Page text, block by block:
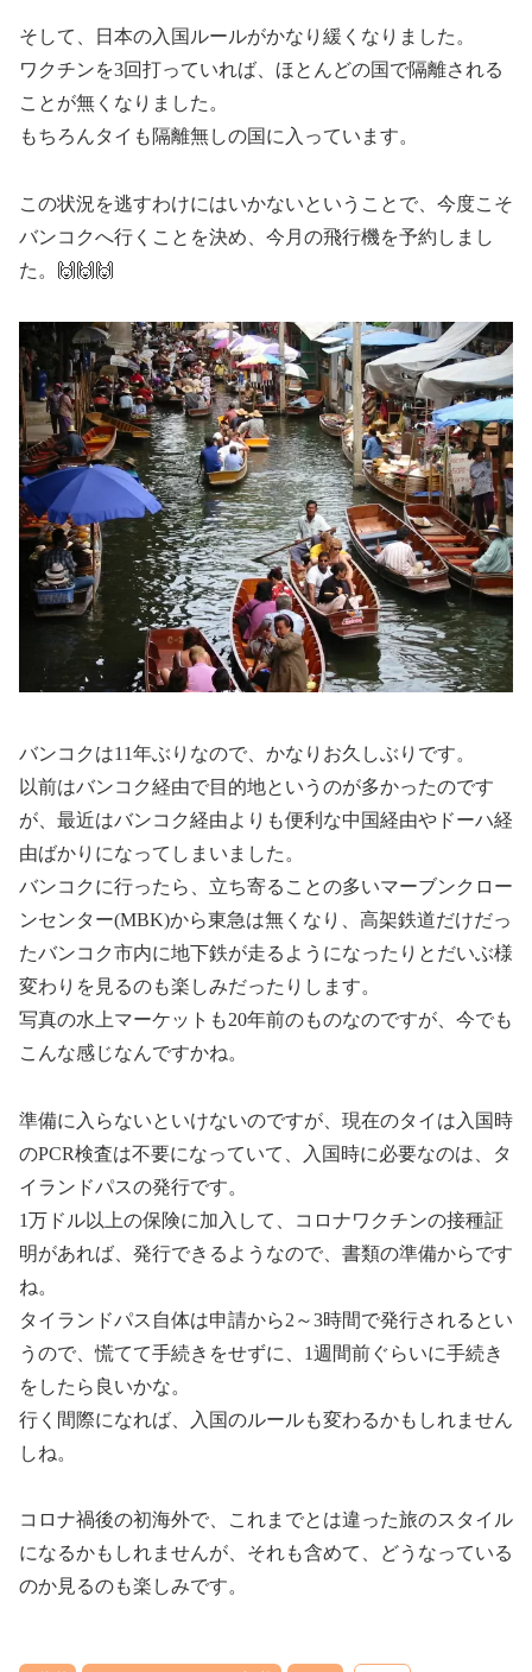
そして、日本の入国ルールがかなり緩くなりました。
ワクチンを3回打っていれば、ほとんどの国で隔離される
ことが無くなりました。
もちろんタイも隔離無しの国に入っています。
この状況を逃すわけにはいかないということで、今度こそ
バンコクへ行くことを決め、今月の飛行機を予約しまし
た。🙌🙌🙌
バンコクは11年ぶりなので、かなりお久しぶりです。
以前はバンコク経由で目的地というのが多かったのです
が、最近はバンコク経由よりも便利な中国経由やドーハ経
由ばかりになってしまいました。
バンコクに行ったら、立ち寄ることの多いマーブンクロー
ンセンター(MBK)から東急は無くなり、高架鉄道だけだっ
たバンコク市内に地下鉄が走るようになったりとだいぶ様
変わりを見るのも楽しみだったりします。
写真の水上マーケットも20年前のものなのですが、今でも
こんな感じなんですかね。
準備に入らないといけないのですが、現在のタイは入国時
のPCR検査は不要になっていて、入国時に必要なのは、タ
イランドパスの発行です。
1万ドル以上の保険に加入して、コロナワクチンの接種証
明があれば、発行できるようなので、書類の準備からです
ね。
タイランドパス自体は申請から2～3時間で発行されるとい
うので、慌てて手続きをせずに、1週間前ぐらいに手続き
をしたら良いかな。
行く間際になれば、入国のルールも変わるかもしれません
しね。
コロナ禍後の初海外で、これまでとは違った旅のスタイル
になるかもしれませんが、それも含めて、どうなっている
のか見るのも楽しみです。